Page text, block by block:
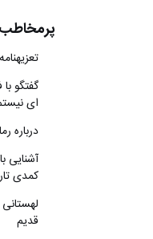
تعزیه‎نامه‏ «شمر و حضرت عباس» اثر «میر عزا کاشانی»
گفتگو
ای
درباره
کمدی
لهستانی
قدیم